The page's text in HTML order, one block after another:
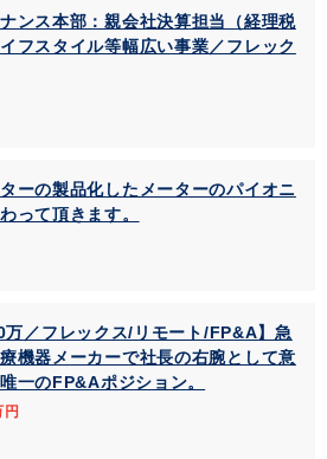
ンス本部：親会社決算担当（経理税
フスタイル等幅広い事業／フレック
ーの製品化したメーターのパイオニ
って頂きます。
万／フレックス/リモート/FP&A】急
機器メーカーで社長の右腕として意
一のFP&Aポジション。